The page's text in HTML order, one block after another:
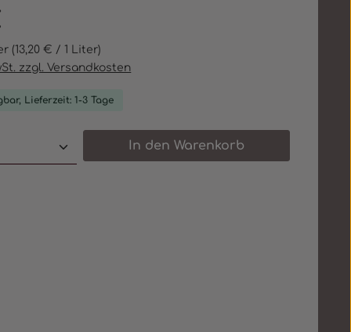
(13,20 € / 1 Liter)
zzgl. Versandkosten
Lieferzeit: 1-3 Tage
Anzahl: Gib den gewünschten
In den Warenkorb